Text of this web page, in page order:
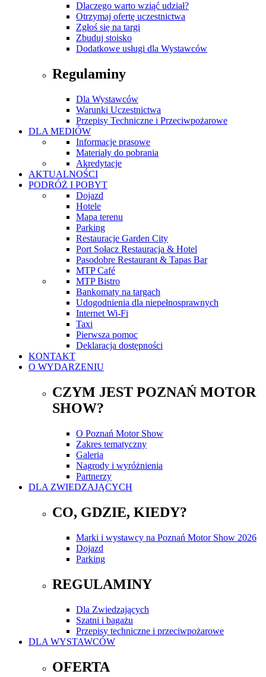
Dlaczego warto wziąć udział?
Otrzymaj ofertę uczestnictwa
Zgłoś się na targi
Zbuduj stoisko
Dodatkowe usługi dla Wystawców
Regulaminy
Dla Wystawców
Warunki Uczestnictwa
Przepisy Techniczne i Przeciwpożarowe
DLA MEDIÓW
Informacje prasowe
Materiały do pobrania
Akredytacje
AKTUALNOŚCI
PODRÓŻ I POBYT
Dojazd
Hotele
Mapa terenu
Parking
Restauracje Garden City
Port Sołacz Restauracja & Hotel
Pasodobre Restaurant & Tapas Bar
MTP Café
MTP Bistro
Bankomaty na targach
Udogodnienia dla niepełnosprawnych
Internet Wi-Fi
Taxi
Pierwsza pomoc
Deklaracja dostępności
KONTAKT
O WYDARZENIU
CZYM JEST POZNAŃ MOTOR
SHOW?
O Poznań Motor Show
Zakres tematyczny
Galeria
Nagrody i wyróżnienia
Partnerzy
DLA ZWIEDZAJĄCYCH
CO, GDZIE, KIEDY?
Marki i wystawcy na Poznań Motor Show 2026
Dojazd
Parking
REGULAMINY
Dla Zwiedzających
Szatni i bagażu
Przepisy techniczne i przeciwpożarowe
DLA WYSTAWCÓW
OFERTA